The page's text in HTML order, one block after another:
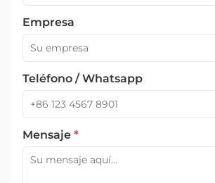
Empresa
Teléfono / Whatsapp
Mensaje *